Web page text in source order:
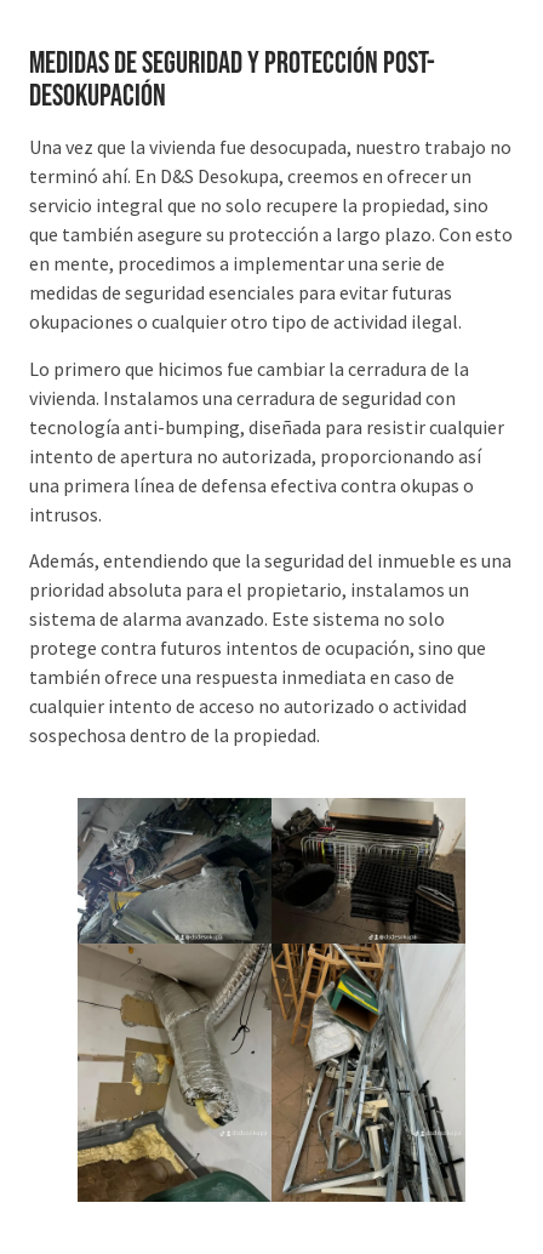
Medidas de Seguridad y Protección Post-
Desokupación
Una vez que la vivienda fue desocupada, nuestro trabajo no
terminó ahí. En D&S Desokupa, creemos en ofrecer un
servicio integral que no solo recupere la propiedad, sino
que también asegure su protección a largo plazo. Con esto
en mente, procedimos a implementar una serie de
medidas de seguridad esenciales para evitar futuras
okupaciones o cualquier otro tipo de actividad ilegal.
Lo primero que hicimos fue cambiar la cerradura de la
vivienda. Instalamos una cerradura de seguridad con
tecnología anti-bumping, diseñada para resistir cualquier
intento de apertura no autorizada, proporcionando así
una primera línea de defensa efectiva contra okupas o
intrusos.
Además, entendiendo que la seguridad del inmueble es una
prioridad absoluta para el propietario, instalamos un
sistema de alarma avanzado. Este sistema no solo
protege contra futuros intentos de ocupación, sino que
también ofrece una respuesta inmediata en caso de
cualquier intento de acceso no autorizado o actividad
sospechosa dentro de la propiedad.